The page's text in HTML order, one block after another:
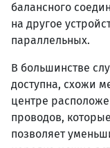
балансного
на другое
параллельных.
В большинстве
доступна, схожи
центре
проводов,
позволяет